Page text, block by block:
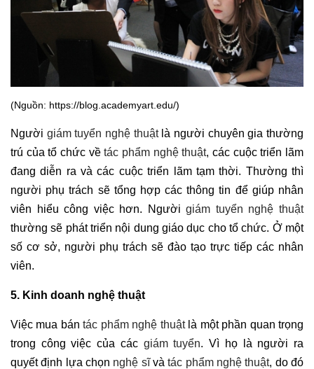
(Nguồn: https://blog.academyart.edu/)
Người giám tuyển nghệ thuậtlà người chuyên gia thường
trú của tổ chức vềtác phẩm nghệ thuật, các cuộc triển lãm
đang diễn ra và các cuộc triển lãm tạm thời. Thường thì
người phụ trách sẽ tổng hợp các thông tin để giúp nhân
viên hiểu công việc hơn. Ngườigiám tuyển nghệ thuật
thường sẽ phát triển nội dung giáo dục cho tổ chức. Ở một
số cơ sở, người phụ trách sẽ đào tạo trực tiếp các nhân
viên.
5. Kinh doanh nghệ thuật
Việc mua bántác phẩm nghệ thuậtlà một phần quan trọng
trong công việc của các giám tuyển. Vì họ là người ra
quyết định lựa chọn nghệ sĩvàtác phẩm nghệ thuật, do đó